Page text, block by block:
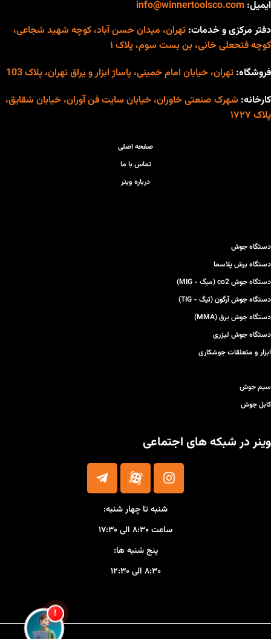
ایمیل: info@winnertoolsco.com
دفتر مرکزی و خدمات: تهران، میدان حسن آباد، کوچه شهید شجاعی،
کوچه فتحعلی خانی، بن بست سوم، پلاک ۱
فروشگاه: تهران، خیابان امام خمینی، پاساژ ابزار و یراق تهران، پلاک 103
کارخانه: شهرک صنعتی خاوران، خیابان سایت فن آوران، خیابان شقایق،
پلاک ۱۷۲۷
صفحه اصلی
تماس با ما
درباره وینر
دستگاه جوش
دستگاه برش پلاسما
دستگاه جوش co2 (میگ - MIG)
دستگاه جوش آرگون (تیگ - TIG)
دستگاه جوش برق (MMA)
دستگاه جوش لیزری
ابزار و متعلقات جوشکاری
سیم جوش
کابل جوش
وینر در شبکه های اجتماعی
شنبه تا چهار شنبه:
ساعت ۸:۳۰ الی ۱۷:۳۰
پنج شنبه ها:
۸:۳۰ الی ۱۲:۳۰
!